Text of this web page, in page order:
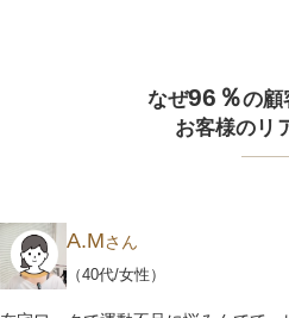
なぜ96％の顧
お客様のリ
A.Mさん
（40代/女性）